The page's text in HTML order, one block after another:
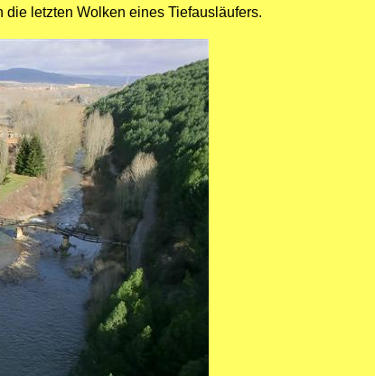
die letzten Wolken eines Tiefausläufers.